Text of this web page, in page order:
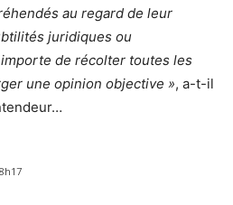
au regard de leur
juridiques ou
de récolter toutes les
une opinion objective », a-t-il